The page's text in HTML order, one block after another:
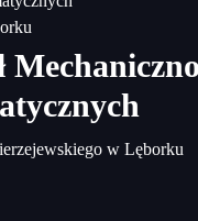
w Lęborku